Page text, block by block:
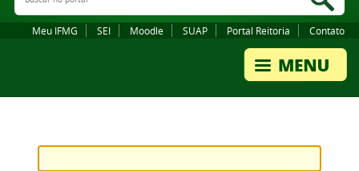
Meu IFMG SEI Moodle SUAP Portal Reitoria Contato